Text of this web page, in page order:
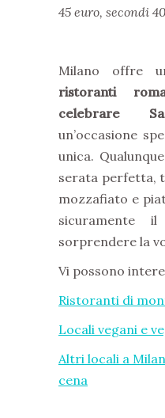
45 euro, secondi
Milano offre
ristoranti
celebrare
un’occasione
unica.
serata perfetta,
mozzafiato e
sicuramente
sorprendere la
Vi possono
Ristoranti di
Locali vegani e
Altri locali a
cena